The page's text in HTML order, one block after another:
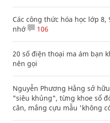
Các công thức hóa học lớp 8,
nhớ
106
20 số điện thoại ma ám bạn
nên gọi
Nguyễn Phương Hằng sở
"siêu khủng", từng khoe sổ
cân, mắng cựu mẫu 'không